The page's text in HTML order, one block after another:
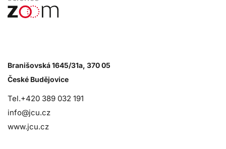
Branišovská 1645/31a, 370 05
České Budějovice
Tel.+420 389 032 191
info@jcu.cz
www.jcu.cz